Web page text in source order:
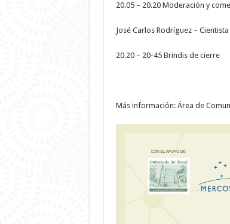
20.05 – 20.20 Moderación y
José Carlos Rodríguez – Cientista
20.20 – 20-45 Brindis de cierre
Más información: Área de